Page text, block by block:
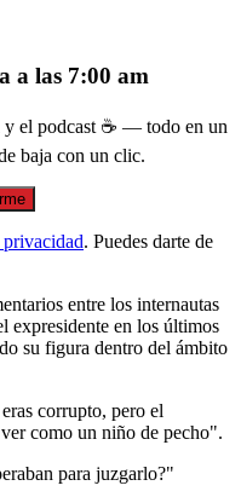
a las 7:00 am
y el podcast ☕ — todo en un
baja con un clic.
. Puedes darte de
entre los internautas
expresidente en los últimos
su figura dentro del ámbito
corrupto, pero el
como un niño de pecho".
para juzgarlo?"